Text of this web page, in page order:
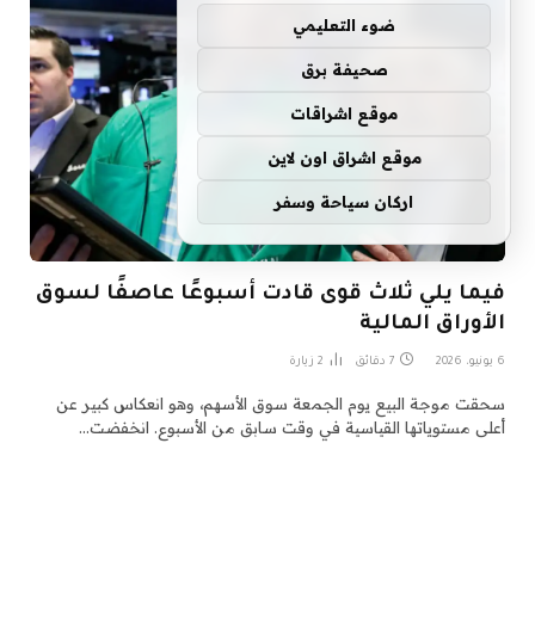
فيما يلي ثلاث قوى قادت أسبوعًا عاصفًا لسوق
الأوراق المالية
6 يونيو، 2026 7 دقائق 2 زيارة
سحقت موجة البيع يوم الجمعة سوق الأسهم، وهو انعكاس كبير عن
أعلى مستوياتها القياسية في وقت سابق من الأسبوع. انخفضت…
ضوء التعليمي
صحيفة برق
موقع اشراقات
موقع اشراق اون لاين
اركان سياحة وسفر